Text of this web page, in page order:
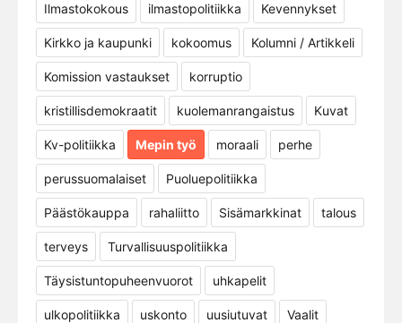
Ilmastokokous ilmastopolitiikka Kevennykset
Kirkko ja kaupunki kokoomus Kolumni / Artikkeli
Komission vastaukset korruptio
kristillisdemokraatit kuolemanrangaistus Kuvat
Kv-politiikka Mepin työ moraali perhe
perussuomalaiset Puoluepolitiikka
Päästökauppa rahaliitto Sisämarkkinat talous
terveys Turvallisuuspolitiikka
Täysistuntopuheenvuorot uhkapelit
ulkopolitiikka uskonto uusiutuvat Vaalit